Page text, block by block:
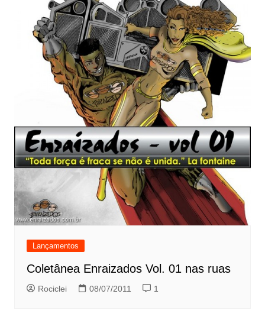
Lançamentos
Coletânea Enraizados Vol. 01 nas ruas
Rociclei 08/07/2011 1